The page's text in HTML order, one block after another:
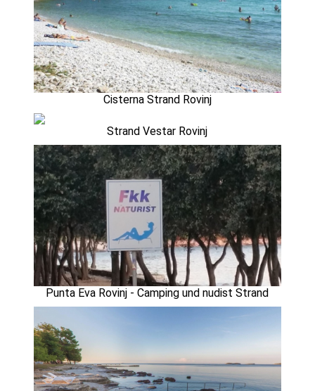
Cisterna Strand Rovinj
Strand Vestar Rovinj
Punta Eva Rovinj - Camping und nudist Strand